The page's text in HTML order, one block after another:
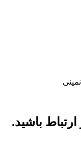
باشید.